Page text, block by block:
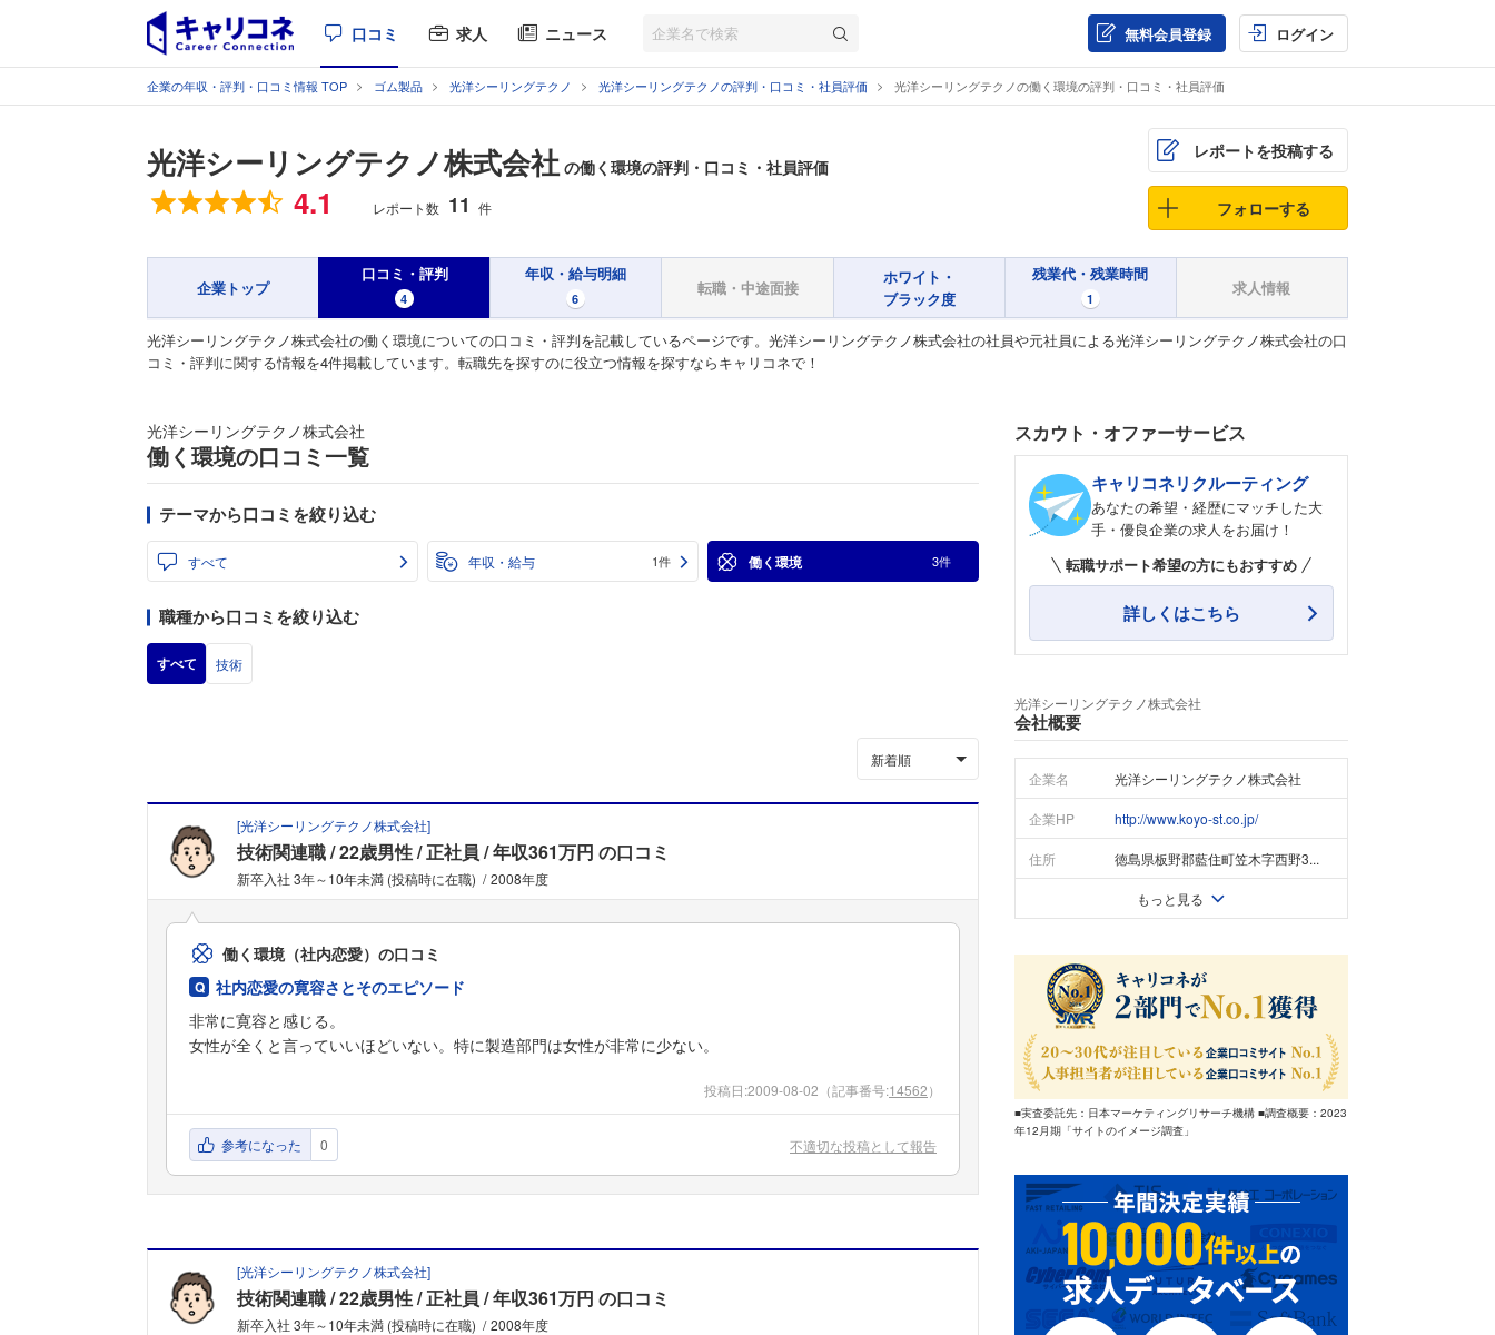
口コミ 求人 ニュース 無料会員登録 ログイン
企業の年収・評判・口コミ情報 TOP ゴム製品 光洋シーリングテクノ 光洋シーリングテクノの評判・口コミ・社員評価 光洋シーリングテクノの働く環境の評判・口コミ・社員評価
光洋シーリングテクノ株式会社 の働く環境の評判・口コミ・社員評価
総合評価
4.1 レポート数 11 件
レポートを投稿する
フォローする
企業トップ
口コミ・評判
4
年収・給与明細
6
転職・中途面接
ホワイト・
ブラック度
残業代・残業時間
1
求人情報
光洋シーリングテクノ株式会社の働く環境についての口コミ・評判を記載しているページです。光洋シーリングテクノ株式会社の社員や元社員による光洋シーリングテクノ株式会社の口
コミ・評判に関する情報を4件掲載しています。転職先を探すのに役立つ情報を探すならキャリコネで！
光洋シーリングテクノ株式会社
働く環境の口コミ一覧
テーマから口コミを絞り込む
すべて 年収・給与 1件 働く環境 3件
職種から口コミを絞り込む
すべて 技術
新着順
[光洋シーリングテクノ株式会社]
技術関連職 22歳男性 正社員 年収361万円 の口コミ
新卒入社 3年～10年未満 (投稿時に在職) 2008年度
働く環境（社内恋愛）の口コミ
社内恋愛の寛容さとそのエピソード
非常に寛容と感じる。
女性が全くと言っていいほどいない。特に製造部門は女性が非常に少ない。
投稿日:2009-08-02 （記事番号:14562）
参考になった 0 不適切な投稿として報告
[光洋シーリングテクノ株式会社]
技術関連職 22歳男性 正社員 年収361万円 の口コミ
新卒入社 3年～10年未満 (投稿時に在職) 2008年度
スカウト・オファーサービス
キャリコネリクルーティング
あなたの希望・経歴にマッチした大
手・優良企業の求人をお届け！
転職サポート希望の方にもおすすめ
詳しくはこちら
光洋シーリングテクノ株式会社
会社概要
企業名 光洋シーリングテクノ株式会社
企業HP http://www.koyo-st.co.jp/
住所 徳島県板野郡藍住町笠木字西野3...
もっと見る
■実査委託先：日本マーケティングリサーチ機構 ■調査概要：2023
年12月期「サイトのイメージ調査」